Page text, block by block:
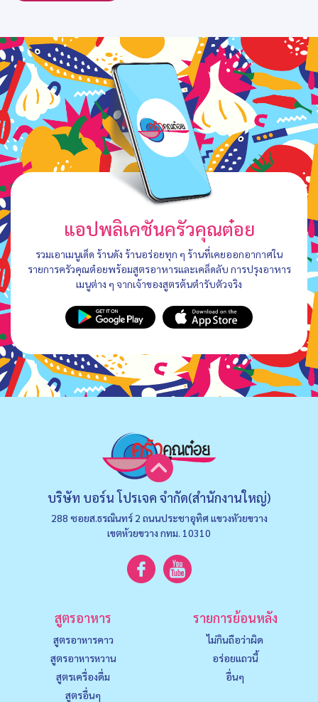
แอปพลิเคชันครัวคุณต๋อย
รวมเอาเมนูเด็ด ร้านดัง ร้านอร่อยทุก ๆ ร้านที่เคยออกอากาศใน
รายการครัวคุณต๋อยพร้อมสูตรอาหารและเคล็ดลับ การปรุงอาหาร
เมนูต่าง ๆ จากเจ้าของสูตรต้นตำรับตัวจริง
บริษัท บอร์น โปรเจค จำกัด(สำนักงานใหญ่)
288 ซอยส.ธรณินทร์ 2 ถนนประชาอุทิศ แขวงหัวยขวาง
เขตห้วยขวาง กทม. 10310
สูตรอาหาร
สูตรอาหารคาว
สูตรอาหารหวาน
สูตรเครื่องดื่ม
สูตรอื่นๆ
รายการย้อนหลัง
ไม่กินถือว่าผิด
อร่อยแถวนี้
อื่นๆ